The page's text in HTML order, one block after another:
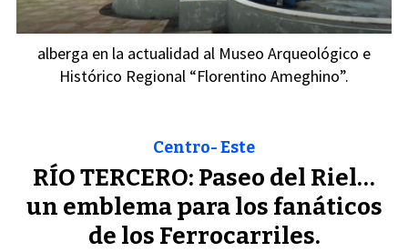
alberga en la actualidad al Museo Arqueológico e
Histórico Regional “Florentino Ameghino”.
RÍO TERCERO: Paseo del Riel…
un emblema para los fanáticos
de los Ferrocarriles.
Centro- Este